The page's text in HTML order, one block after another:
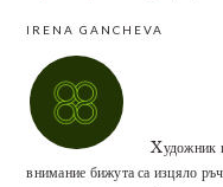
IRENA GANCHEVA
Xудожник
внимание бижута са изцяло